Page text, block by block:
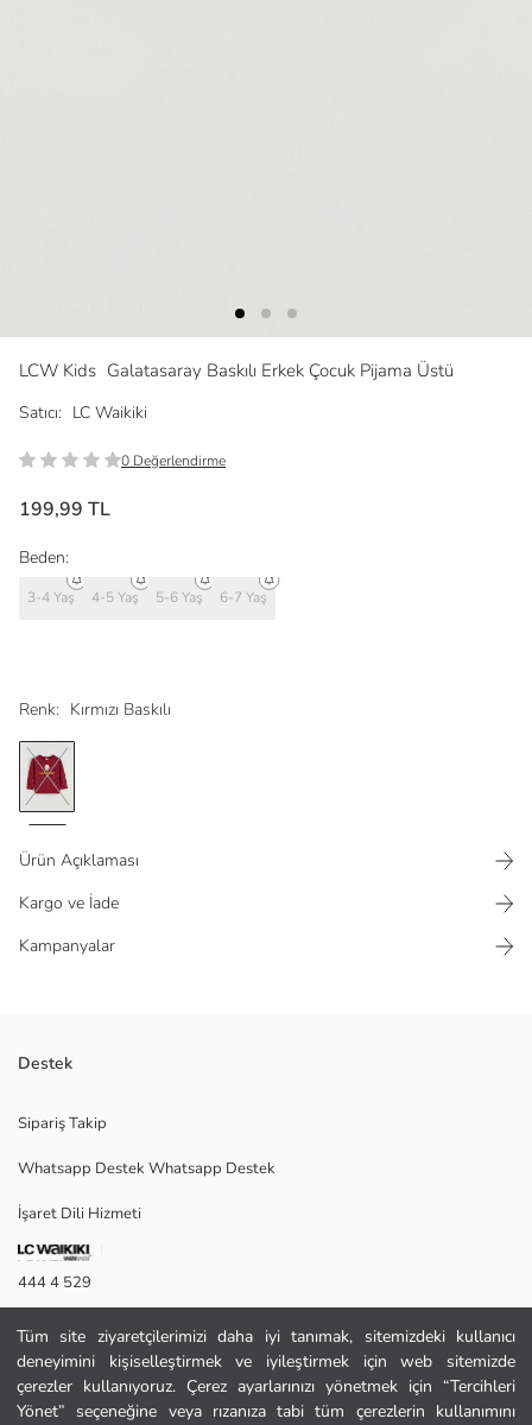
Tüm site ziyaretçilerimizi daha iyi tanımak, sitemizdeki kullanıcı
deneyimini kişiselleştirmek ve iyileştirmek için web sitemizde
çerezler kullanıyoruz. Çerez ayarlarınızı yönetmek için “Tercihleri
Yönet” seçeneğine veya rızanıza tabi tüm çerezlerin kullanımını
LCW Kids Galatasaray Baskılı Erkek Çocuk Pijama Üstü
Satıcı: LC Waikiki
0 Değerlendirme
199,99 TL
Renk: Kırmızı Baskılı
Beden:
3-4 Yaş 4-5 Yaş 5-6 Yaş 6-7 Yaş
Ürün Açıklaması
Kargo ve İade
Kampanyalar
üretilmiştir. Uzun kollu tasarıma sahiptir.
Ana Kumaş:
Satıcı:
Marka:
Cinsiyet:
Kalıp:
Kumaş:
Destek
Sipariş Takip
Whatsapp Destek Whatsapp Destek
İşaret Dili Hizmeti
444 4 529
İletişim Formu
444 4 529